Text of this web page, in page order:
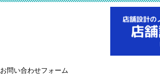
お問い合わせフォーム